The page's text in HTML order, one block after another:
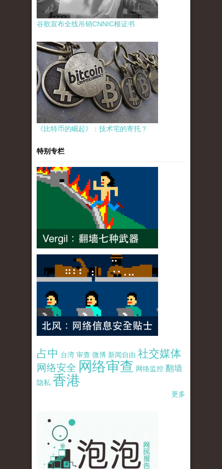
谷歌宣布全线吊销CNNIC根证书
《比特币的崛起》：技术宅的寄托？
特别专栏
占中 台湾 审查 微博 新闻自由 社交媒体
网络安全 网络审查 网络监控 翻墙
隐私 香港
更多
pao-pao-banner-mirror-site-120814.jpg